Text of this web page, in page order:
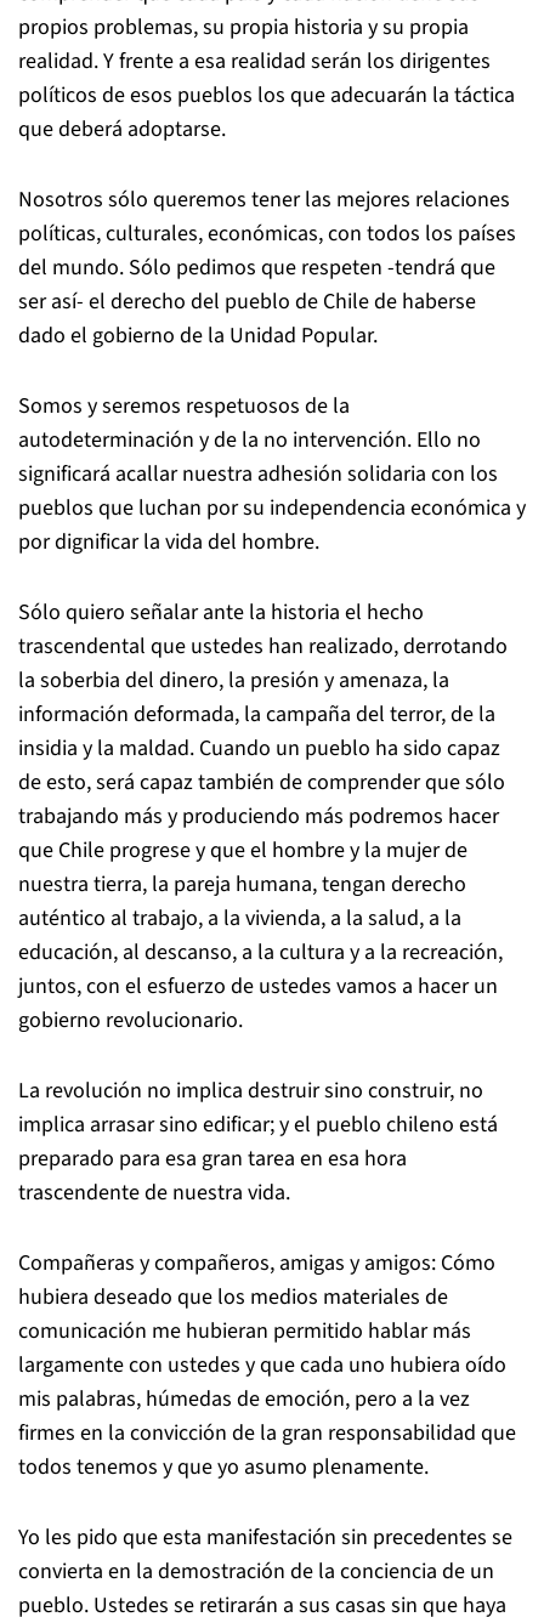
propios problemas, su propia historia y su propia
realidad. Y frente a esa realidad serán los dirigentes
políticos de esos pueblos los que adecuarán la táctica
que deberá adoptarse.
Nosotros sólo queremos tener las mejores relaciones
políticas, culturales, económicas, con todos los países
del mundo. Sólo pedimos que respeten -tendrá que
ser así- el derecho del pueblo de Chile de haberse
dado el gobierno de la Unidad Popular.
Somos y seremos respetuosos de la
autodeterminación y de la no intervención. Ello no
significará acallar nuestra adhesión solidaria con los
pueblos que luchan por su independencia económica y
por dignificar la vida del hombre.
Sólo quiero señalar ante la historia el hecho
trascendental que ustedes han realizado, derrotando
la soberbia del dinero, la presión y amenaza, la
información deformada, la campaña del terror, de la
insidia y la maldad. Cuando un pueblo ha sido capaz
de esto, será capaz también de comprender que sólo
trabajando más y produciendo más podremos hacer
que Chile progrese y que el hombre y la mujer de
nuestra tierra, la pareja humana, tengan derecho
auténtico al trabajo, a la vivienda, a la salud, a la
educación, al descanso, a la cultura y a la recreación,
juntos, con el esfuerzo de ustedes vamos a hacer un
gobierno revolucionario.
La revolución no implica destruir sino construir, no
implica arrasar sino edificar; y el pueblo chileno está
preparado para esa gran tarea en esa hora
trascendente de nuestra vida.
Compañeras y compañeros, amigas y amigos: Cómo
hubiera deseado que los medios materiales de
comunicación me hubieran permitido hablar más
largamente con ustedes y que cada uno hubiera oído
mis palabras, húmedas de emoción, pero a la vez
firmes en la convicción de la gran responsabilidad que
todos tenemos y que yo asumo plenamente.
Yo les pido que esta manifestación sin precedentes se
convierta en la demostración de la conciencia de un
pueblo. Ustedes se retirarán a sus casas sin que haya